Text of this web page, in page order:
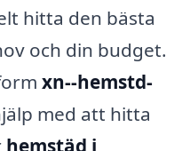
hitta den bästa
och din budget.
xn--hemstd-
med att hitta
hemstäd i